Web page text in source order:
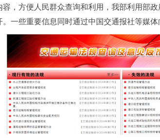
方便人民群众查询和利用，我部利用部政
一些重要信息同时通过中国交通报社等媒体